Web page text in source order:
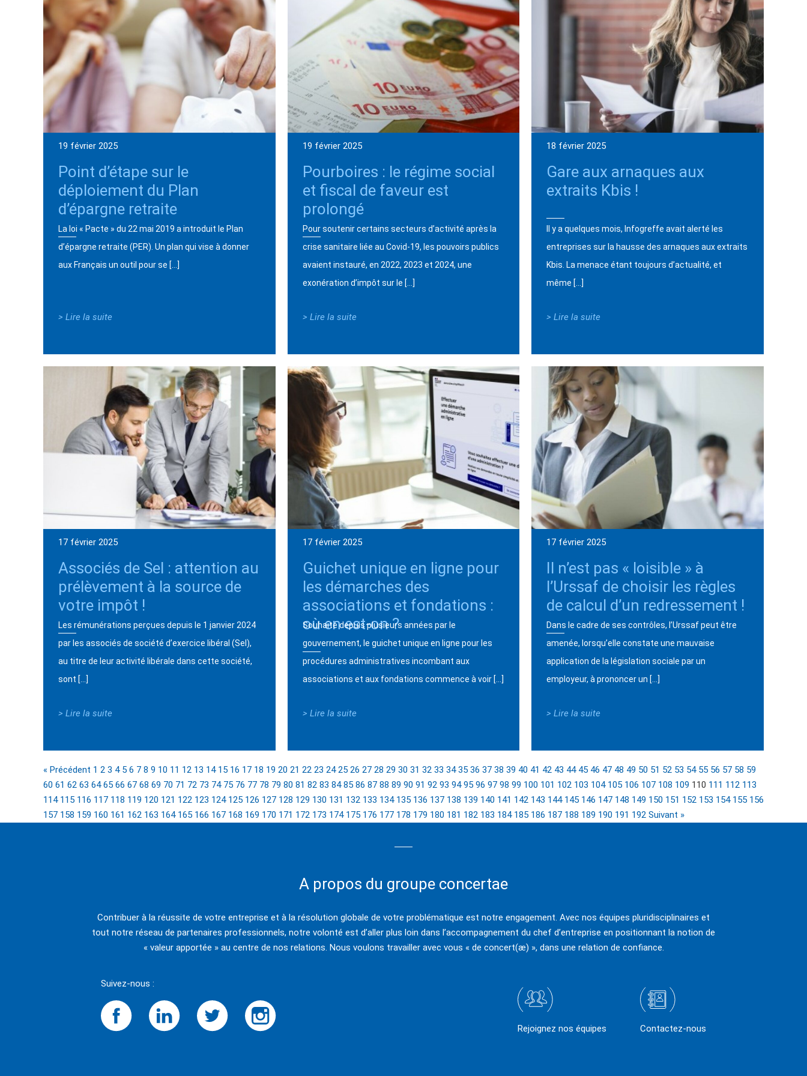
19 février 2025
Point d’étape sur le
déploiement du Plan
d’épargne retraite
La loi « Pacte » du 22 mai 2019 a introduit le Plan
d’épargne retraite (PER). Un plan qui vise à donner
aux Français un outil pour se […]
> Lire la suite
19 février 2025
Pourboires : le régime social
et fiscal de faveur est
prolongé
Pour soutenir certains secteurs d’activité après la
crise sanitaire liée au Covid-19, les pouvoirs publics
avaient instauré, en 2022, 2023 et 2024, une
exonération d’impôt sur le […]
> Lire la suite
18 février 2025
Gare aux arnaques aux
extraits Kbis !
Il y a quelques mois, Infogreffe avait alerté les
entreprises sur la hausse des arnaques aux extraits
Kbis. La menace étant toujours d’actualité, et
même […]
> Lire la suite
17 février 2025
Associés de Sel : attention au
prélèvement à la source de
votre impôt !
Les rémunérations perçues depuis le 1 janvier 2024
par les associés de société d’exercice libéral (Sel),
au titre de leur activité libérale dans cette société,
sont […]
> Lire la suite
17 février 2025
Guichet unique en ligne pour
les démarches des
associations et fondations :
où en est-on ?
Souhaité depuis plusieurs années par le
gouvernement, le guichet unique en ligne pour les
procédures administratives incombant aux
associations et aux fondations commence à voir […]
> Lire la suite
17 février 2025
Il n’est pas « loisible » à
l’Urssaf de choisir les règles
de calcul d’un redressement !
Dans le cadre de ses contrôles, l’Urssaf peut être
amenée, lorsqu’elle constate une mauvaise
application de la législation sociale par un
employeur, à prononcer un […]
> Lire la suite
« Précédent 1 2 3 4 5 6 7 8 9 10 11 12 13 14 15 16 17 18 19 20 21 22 23 24 25 26 27 28 29 30 31 32 33 34 35 36 37 38 39 40 41 42 43 44 45 46 47 48 49 50 51 52 53 54 55 56 57 58 59
60 61 62 63 64 65 66 67 68 69 70 71 72 73 74 75 76 77 78 79 80 81 82 83 84 85 86 87 88 89 90 91 92 93 94 95 96 97 98 99 100 101 102 103 104 105 106 107 108 109 110 111 112 113
114 115 116 117 118 119 120 121 122 123 124 125 126 127 128 129 130 131 132 133 134 135 136 137 138 139 140 141 142 143 144 145 146 147 148 149 150 151 152 153 154 155 156
157 158 159 160 161 162 163 164 165 166 167 168 169 170 171 172 173 174 175 176 177 178 179 180 181 182 183 184 185 186 187 188 189 190 191 192 Suivant »
A propos du groupe concertae
Contribuer à la réussite de votre entreprise et à la résolution globale de votre problématique est notre engagement. Avec nos équipes pluridisciplinaires et
tout notre réseau de partenaires professionnels, notre volonté est d’aller plus loin dans l’accompagnement du chef d’entreprise en positionnant la notion de
« valeur apportée » au centre de nos relations. Nous voulons travailler avec vous « de concert(æ) », dans une relation de confiance.
Suivez-nous :
Rejoignez nos équipes Contactez-nous